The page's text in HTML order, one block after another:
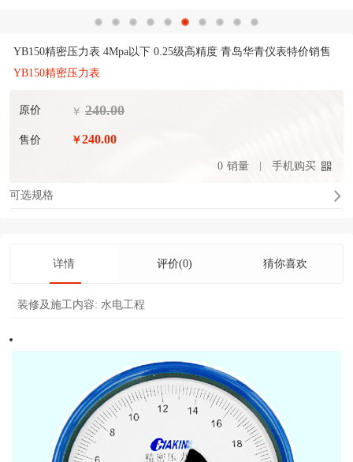
YB150精密压力表 4Mpa以下 0.25级高精度 青岛华青仪表特价销售
YB150精密压力表
原价 ￥ 240.00
售价 ￥240.00
0 销量 手机购买
可选规格
详情 评价(0) 猜你喜欢
装修及施工内容: 水电工程